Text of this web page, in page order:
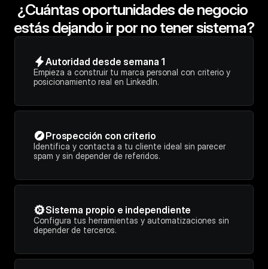
¿Cuántas oportunidades de negocio
estás dejando ir por no tener sistema?
Autoridad desde semana 1
Empieza a construir tu marca personal con criterio y
posicionamiento real en LinkedIn.
Prospección con criterio
Identifica y contacta a tu cliente ideal sin parecer
spam y sin depender de referidos.
Sistema propio e independiente
Configura tus herramientas y automatizaciones sin
depender de terceros.